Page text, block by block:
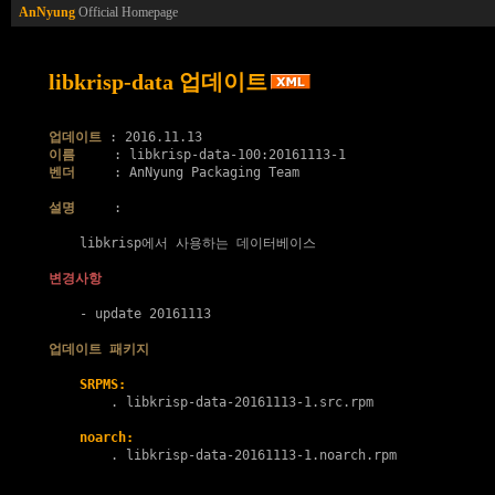
AnNyung Official Homepage
libkrisp-data 업데이트
업데이트
이름
벤더
     : AnNyung Packaging Team
설명
     :
    libkrisp에서 사용하는 데이터베이스
변경사항
    - update 20161113
업데이트 패키지
SRPMS:
        .
libkrisp-data-20161113-1.src.rpm
noarch:
        .
libkrisp-data-20161113-1.noarch.rpm